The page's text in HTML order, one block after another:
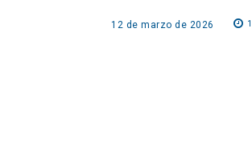
12 de marzo de 2026 1